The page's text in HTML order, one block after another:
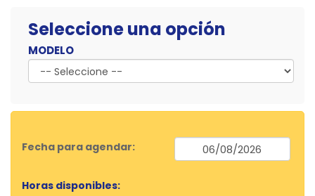
Seleccione una opción
MODELO
Fecha para agendar:
Horas disponibles: